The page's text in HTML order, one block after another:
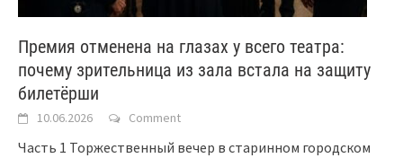
Премия отменена на глазах у всего театра:
почему зрительница из зала встала на защиту
билетёрши
10.06.2026 Comment
Часть 1 Торжественный вечер в старинном городском